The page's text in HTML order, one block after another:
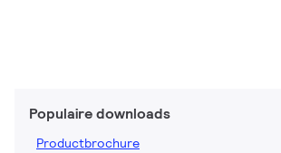
Populaire downloads
Productbrochure